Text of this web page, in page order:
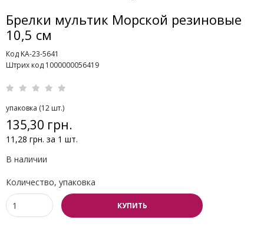
Брелки мультик Морской резиновые
10,5 см
Код KA-23-5641
Штрих код 1000000056419
упаковка (12 шт.)
135,30 грн.
11,28 грн. за 1 шт.
В наличии
Количество, упаковка
КУПИТЬ